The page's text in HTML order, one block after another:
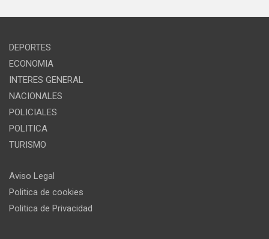
DEPORTES
ECONOMIA
INTERES GENERAL
NACIONALES
POLICIALES
POLITICA
TURISMO
Aviso Legal
Politica de cookies
Politica de Privacidad